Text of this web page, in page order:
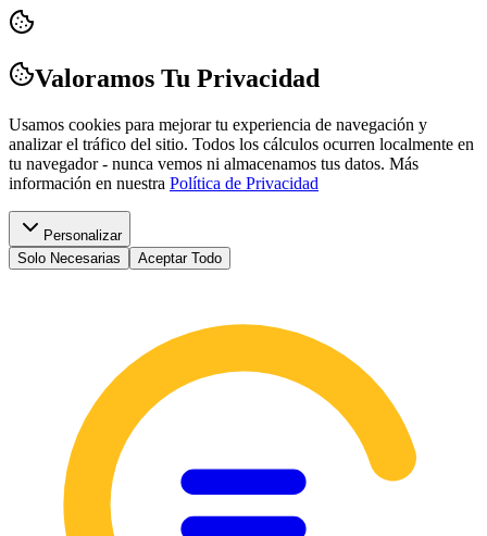
Valoramos Tu Privacidad
Usamos cookies para mejorar tu experiencia de navegación y
analizar el tráfico del sitio. Todos los cálculos ocurren localmente en
tu navegador - nunca vemos ni almacenamos tus datos. Más
información en nuestra Política de Privacidad
Personalizar
Solo Necesarias
Aceptar Todo